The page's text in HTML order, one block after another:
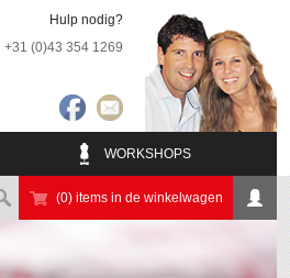
Hulp nodig?
+31 (0)43 354 1269
WORKSHOPS
(0) items in de winkelwagen